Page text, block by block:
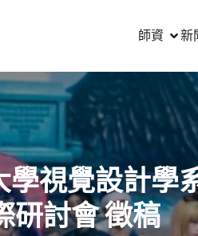
師資 新
學視覺設計學
研討會 徵稿